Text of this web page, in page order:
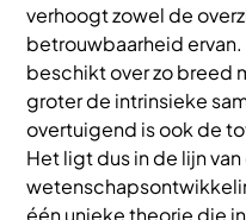
verhoogt zowel de
betrouwbaarheid
beschikt over zo breed
groter de intrinsieke
overtuigend is ook de
Het ligt dus in de lijn van
één unieke theorie die